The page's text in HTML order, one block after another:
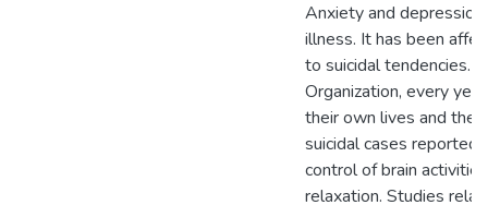
Anxiety and
illness. It has been
to suicidal tendencies.
Organization, every
their own lives and
suicidal cases
control of brain
relaxation. Studies